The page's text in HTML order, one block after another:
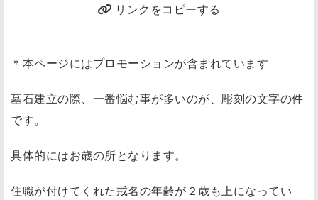
リンクをコピーする
＊本ページにはプロモーションが含まれています
墓石建立の際、一番悩む事が多いのが、彫刻の文字の件
です。
具体的にはお歳の所となります。
住職が付けてくれた戒名の年齢が２歳も上になってい